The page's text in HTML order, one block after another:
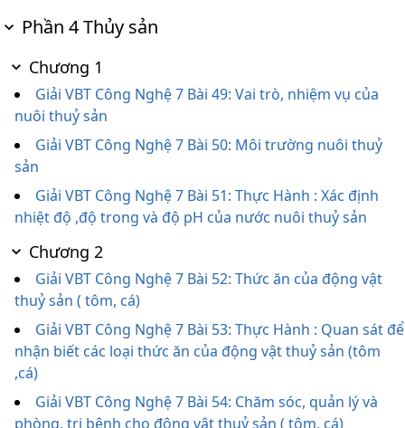
Phần 4 Thủy sản
Chương 1
Giải VBT Công Nghệ 7 Bài 49: Vai trò, nhiệm vụ của
nuôi thuỷ sản
Giải VBT Công Nghệ 7 Bài 50: Môi trường nuôi thuỷ
sản
Giải VBT Công Nghệ 7 Bài 51: Thực Hành : Xác định
nhiệt độ ,độ trong và độ pH của nước nuôi thuỷ sản
Chương 2
Giải VBT Công Nghệ 7 Bài 52: Thức ăn của động vật
thuỷ sản ( tôm, cá)
Giải VBT Công Nghệ 7 Bài 53: Thực Hành : Quan sát để
nhận biết các loại thức ăn của động vật thuỷ sản (tôm
,cá)
Giải VBT Công Nghệ 7 Bài 54: Chăm sóc, quản lý và
phòng, trị bệnh cho động vật thuỷ sản ( tôm, cá)